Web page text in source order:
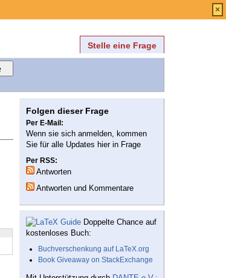
Stelle eine Frage
Folgen dieser Frage
Per E-Mail:
Wenn sie sich anmelden, kommen
Sie für alle Updates hier in Frage
Per RSS:
Antworten
Antworten und Kommentare
Doppelte Chance auf
kostenloses Buch:
Buchverschenkung auf LaTeX.org
Book Giveaway on StackExchange
×